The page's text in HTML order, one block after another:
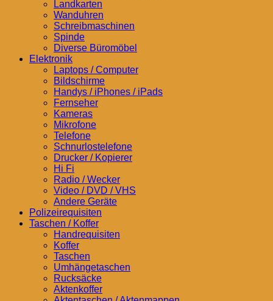
Landkarten
Wanduhren
Schreibmaschinen
Spinde
Diverse Büromöbel
Elektronik
Laptops / Computer
Bildschirme
Handys / iPhones / iPads
Fernseher
Kameras
Mikrofone
Telefone
Schnurlostelefone
Drucker / Kopierer
Hi Fi
Radio / Wecker
Video / DVD / VHS
Andere Geräte
Polizeirequisiten
Taschen / Koffer
Handrequisiten
Koffer
Taschen
Umhängetaschen
Rucksäcke
Aktenkoffer